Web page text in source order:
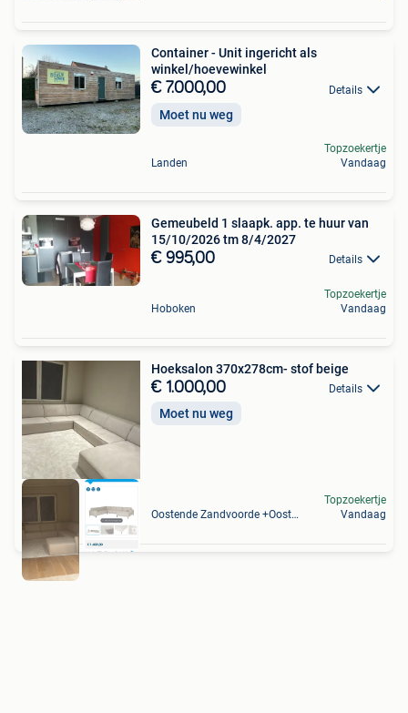
Container - Unit ingericht als
winkel/hoevewinkel
€ 7.000,00 Details
Moet nu weg
Landen
Topzoekertje
Vandaag
Gemeubeld 1 slaapk. app. te huur van
15/10/2026 tm 8/4/2027
€ 995,00 Details
Hoboken
Topzoekertje
Vandaag
Hoeksalon 370x278cm- stof beige
€ 1.000,00 Details
Moet nu weg
Oostende Zandvoorde +Oostende
Topzoekertje
Vandaag